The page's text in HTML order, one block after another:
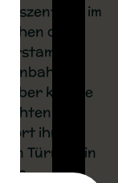
im
der
konnte
dort ihr
Türme, ein